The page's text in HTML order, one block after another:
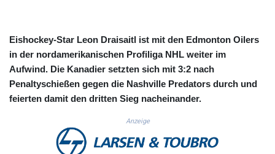
CVE 110.809379
DJF 204.817306
DKK 7.476217
DOP 67.193733
DZD 153.365094
ERN 17.287064
ETB 185.968128
Eishockey-Star Leon Draisaitl ist mit den Edmonton Oilers
in der nordamerikanischen Profiliga NHL weiter im
Aufwind. Die Kanadier setzten sich mit 3:2 nach
Penaltyschießen gegen die Nashville Predators durch und
feierten damit den dritten Sieg nacheinander.
Anzeige